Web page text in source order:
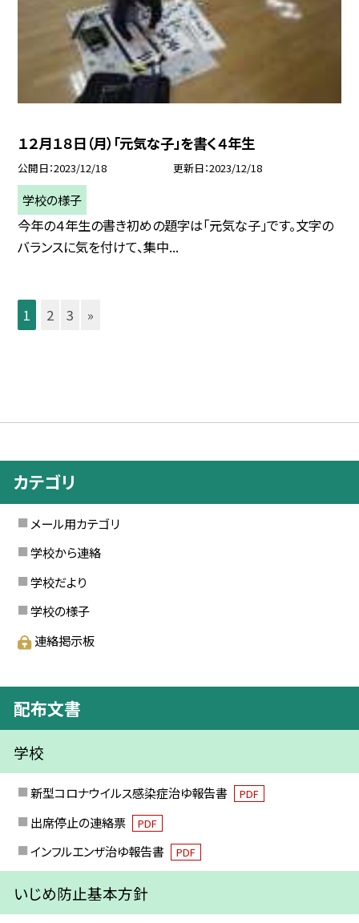
１２月１８日（月）「元気な子」を書く４年生
公開日 2023/12/18 更新日 2023/12/18
学校の様子
今年の４年生の書き初めの題字は「元気な子」です。文字の
バランスに気を付けて、集中...
1 2 3 »
カテゴリ
メール用カテゴリ
学校から連絡
学校だより
学校の様子
連絡掲示板
配布文書
学校
新型コロナウイルス感染症治ゆ報告書 PDF
出席停止の連絡票 PDF
インフルエンザ治ゆ報告書 PDF
いじめ防止基本方針